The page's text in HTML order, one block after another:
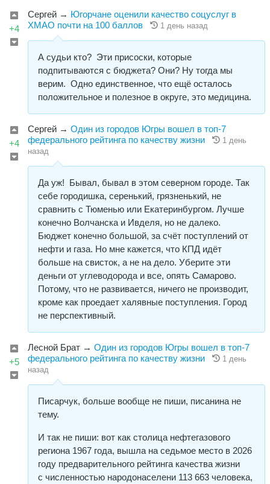
+4
Сергей → Югорчане оценили качество соцуслуг в
ХМАО почти на 100 баллов
1 день назад
А судьи кто? Эти присоски, которые
подпитываются с бюджета? Они? Ну тогда мы
верим. Одно единственное, что ещё осталось
положительное и полезное в округе, это медицина.
+4
Сергей → Один из городов Югры вошел в топ-7
федерального рейтинга по качеству жизни
1 день
назад
Да уж! Бывал, бывал в этом северном городе. Так
себе городишка, серенький, грязненький, не
сравнить с Тюменью или Екатеринбургом. Лучше
конечно Волчанска и Ивделя, но не далеко.
Бюджет конечно большой, за счёт поступлений от
нефти и газа. Но мне кажется, что КПД идёт
больше на свисток, а не на дело. Уберите эти
деньги от углеводорода и все, опять Самарово.
Потому, что не развивается, ничего не производит,
кроме как проедает халявные поступления. Город
не перспективный.
+5
Лесной Брат → Один из городов Югры вошел в топ-7
федерального рейтинга по качеству жизни
1 день
назад
Писарчук, больше вообще не пиши, писанина не
тему.
И так не пиши: вот как столица нефтегазового
региона 1967 года, вышла на седьмое место в 2026
году предварительного рейтинга качества жизни
с численностью народонаселени 113 663 человека,